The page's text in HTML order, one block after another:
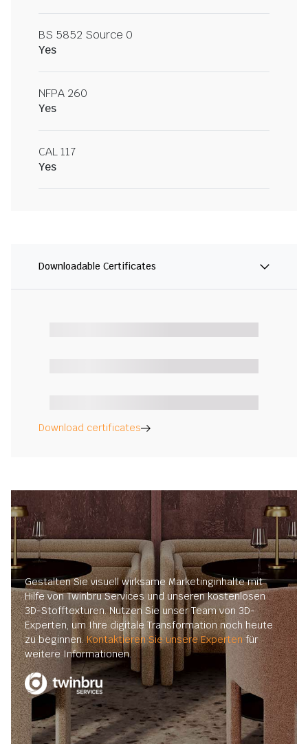
BS 5852 Source 0
Yes
NFPA 260
Yes
CAL 117
Yes
Downloadable Certificates
Download certificates
Gestalten Sie visuell wirksame Marketinginhalte mit
Hilfe von Twinbru Services und unseren kostenlosen
3D-Stofftexturen. Nutzen Sie unser Team von 3D-
Experten, um Ihre digitale Transformation noch heute
zu beginnen.Kontaktieren Sie unsere Expertenfür
weitere Informationen.